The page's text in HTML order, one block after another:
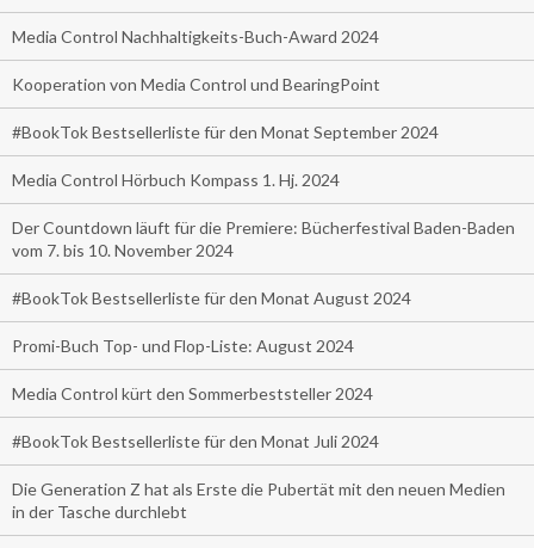
Media Control Nachhaltigkeits-Buch-Award 2024
Kooperation von Media Control und BearingPoint
#BookTok Bestsellerliste für den Monat September 2024
Media Control Hörbuch Kompass 1. Hj. 2024
Der Countdown läuft für die Premiere: Bücherfestival Baden-Baden
vom 7. bis 10. November 2024
#BookTok Bestsellerliste für den Monat August 2024
Promi-Buch Top- und Flop-Liste: August 2024
Media Control kürt den Sommerbeststeller 2024
#BookTok Bestsellerliste für den Monat Juli 2024
Die Generation Z hat als Erste die Pubertät mit den neuen Medien
in der Tasche durchlebt